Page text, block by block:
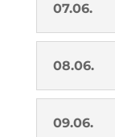
07.06.
08.06.
09.06.